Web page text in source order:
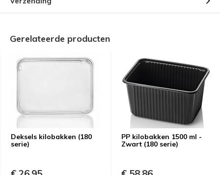
Gerelateerde producten
Deksels kilobakken (180
serie)
PP kilobakken 1500 ml -
Zwart (180 serie)